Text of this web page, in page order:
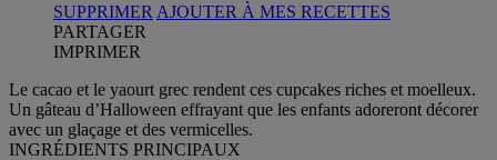
SUPPRIMER AJOUTER À MES RECETTES
PARTAGER
IMPRIMER
Le cacao et le yaourt grec rendent ces cupcakes riches et moelleux.
Un gâteau d’Halloween effrayant que les enfants adoreront décorer
avec un glaçage et des vermicelles.
INGRÉDIENTS PRINCIPAUX